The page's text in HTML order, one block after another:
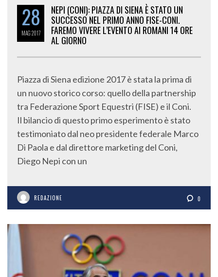
28
MAG2017
NEPI (CONI): PIAZZA DI SIENA È STATO UN
SUCCESSO NEL PRIMO ANNO FISE-CONI.
FAREMO VIVERE L’EVENTO AI ROMANI 14 ORE
AL GIORNO
Piazza di Siena edizione 2017 è stata la prima di
un nuovo storico corso: quello della partnership
tra Federazione Sport Equestri (FISE) e il Coni.
Il bilancio di questo primo esperimento è stato
testimoniato dal neo presidente federale Marco
Di Paola e dal direttore marketing del Coni,
Diego Nepi con un
REDAZIONE 0